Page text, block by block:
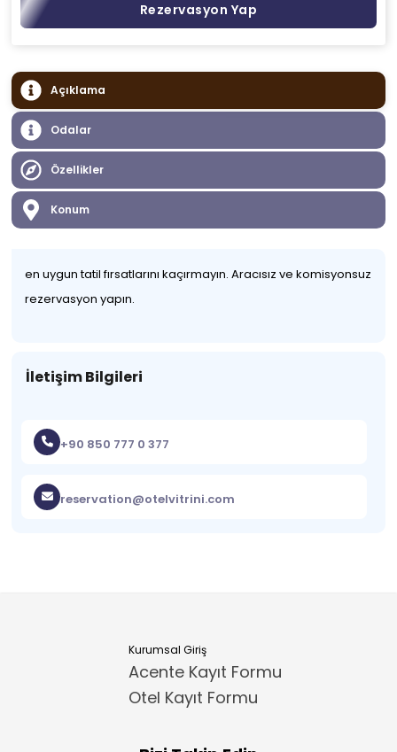
Rezervasyon Yap
Açıklama
Odalar
Özellikler
Konum
en uygun tatil fırsatlarını kaçırmayın. Aracısız ve komisyonsuz
rezervasyon yapın.
İletişim Bilgileri
+90 850 777 0 377
reservation@otelvitrini.com
Kurumsal Giriş
Acente Kayıt Formu
Otel Kayıt Formu